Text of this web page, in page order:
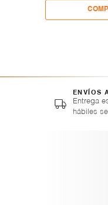
ENVÍOS
Entrega
hábiles